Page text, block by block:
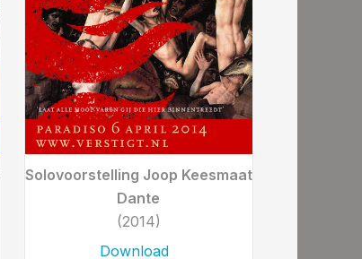
Solovoorstelling Joop Keesmaat
Dante
(2014)
Download